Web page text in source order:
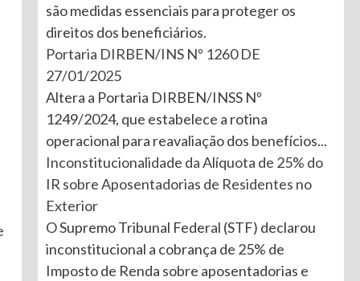
são medidas essenciais para proteger os
direitos dos beneficiários.
Portaria DIRBEN/INS Nº 1260 DE
27/01/2025
Altera a Portaria DIRBEN/INSS Nº
1249/2024, que estabelece a rotina
operacional para reavaliação dos benefícios...
Inconstitucionalidade da Alíquota de 25% do
IR sobre Aposentadorias de Residentes no
Exterior
O Supremo Tribunal Federal (STF) declarou
inconstitucional a cobrança de 25% de
Imposto de Renda sobre aposentadorias e